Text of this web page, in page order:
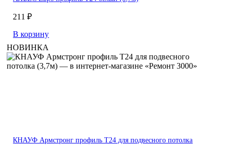
211 ₽
В корзину
НОВИНКА
КНАУФ Армстронг профиль Т24 для подвесного потолка